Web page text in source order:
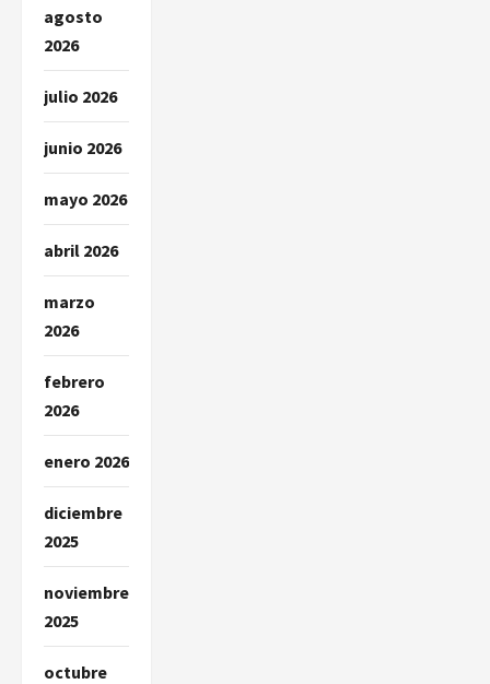
a
d
a
s
agosto
2026
julio 2026
junio 2026
mayo 2026
abril 2026
marzo
2026
febrero
2026
enero 2026
diciembre
2025
noviembre
2025
octubre